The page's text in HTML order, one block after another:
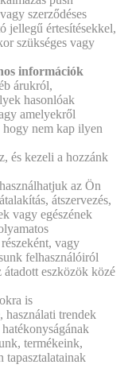
szerződéses
jellegű értesítésekkel,
szükséges vagy
információk
árukról,
hasonlóak
amelyekről
nem kap ilyen
és kezeli a hozzánk
az Ön
átszervezés,
vagy egészének
vagy
felhasználóiról
eszközök közé
is
használati trendek
termékeink,
tapasztalatainak